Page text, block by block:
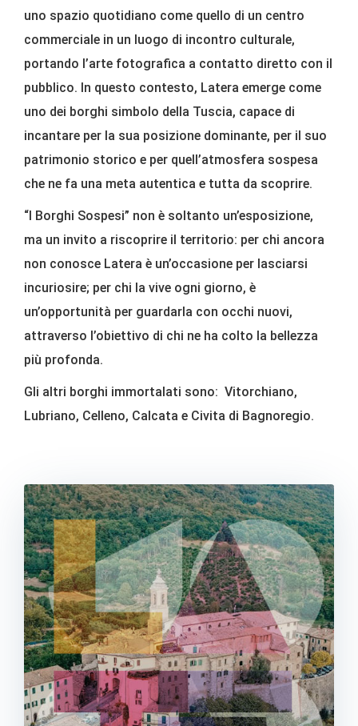
uno spazio quotidiano come quello di un centro
commerciale in un luogo di incontro culturale,
portando l’arte fotografica a contatto diretto con il
pubblico. In questo contesto, Latera emerge come
uno dei borghi simbolo della Tuscia, capace di
incantare per la sua posizione dominante, per il suo
patrimonio storico e per quell’atmosfera sospesa
che ne fa una meta autentica e tutta da scoprire.
“I Borghi Sospesi” non è soltanto un’esposizione,
ma un invito a riscoprire il territorio: per chi ancora
non conosce Latera è un’occasione per lasciarsi
incuriosire; per chi la vive ogni giorno, è
un’opportunità per guardarla con occhi nuovi,
attraverso l’obiettivo di chi ne ha colto la bellezza
più profonda.
Gli altri borghi immortalati sono: Vitorchiano,
Lubriano, Celleno, Calcata e Civita di Bagnoregio.